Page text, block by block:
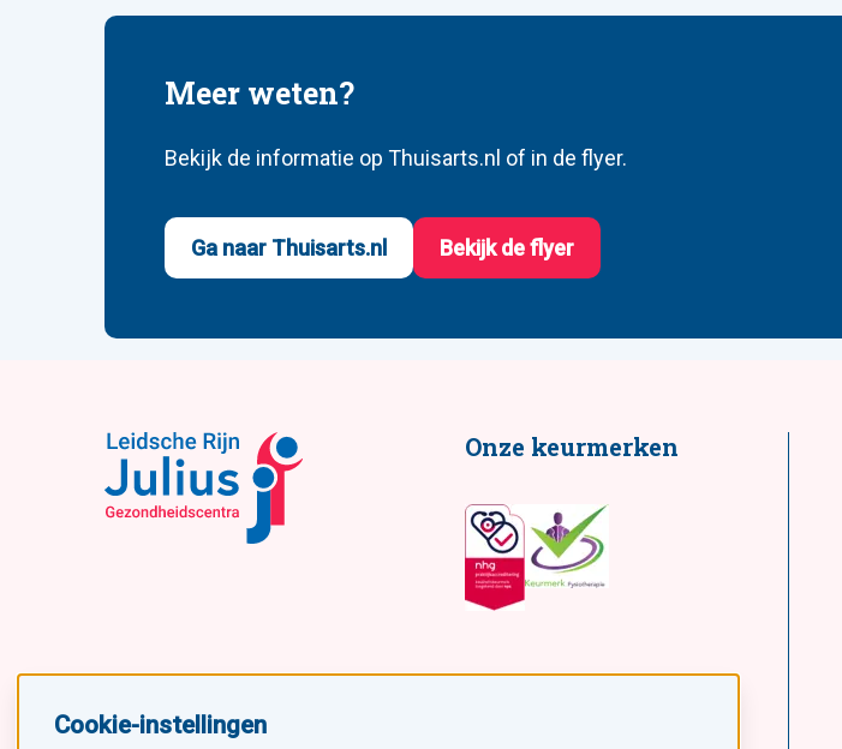
Cookie-instellingen
Meer weten?
Bekijk de informatie op Thuisarts.nl of in de flyer.
Ga naar Thuisarts.nl Bekijk de flyer
Onze keurmerken